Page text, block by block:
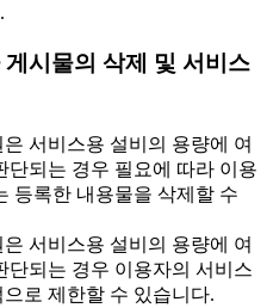
시물의 삭제 및 서비스
서비스용 설비의 용량에 여
단되는 경우 필요에 따라 이용
등록한 내용물을 삭제할 수
서비스용 설비의 용량에 여
단되는 경우 이용자의 서비스
로 제한할 수 있습니다.